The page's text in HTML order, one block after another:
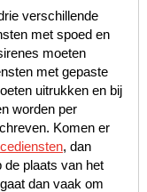
verschillende
met spoed en
moeten
met gepaste
uitrukken en bij
worden per
Komen er
, dan
de plaats van het
dan vaak om